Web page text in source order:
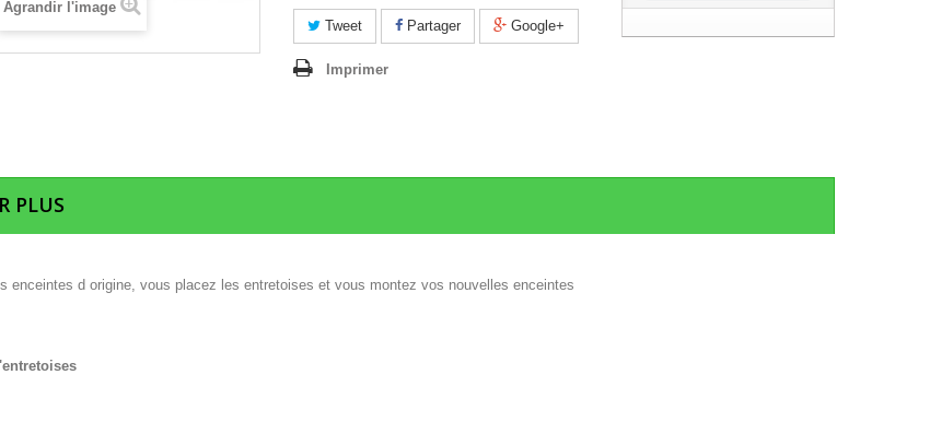
Agrandir l'image
Tweet Partager Google+
Imprimer
PLUS
enceintes d origine, vous placez les entretoises et vous montez vos nouvelles enceintes